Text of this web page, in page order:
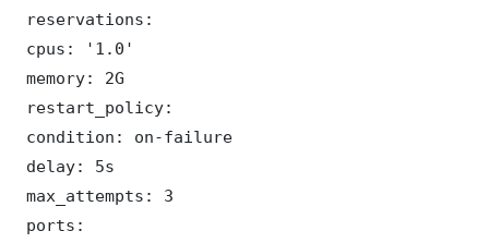
reservations:
cpus: '1.0'
memory: 2G
restart_policy:
condition: on-failure
delay: 5s
max_attempts: 3
ports: